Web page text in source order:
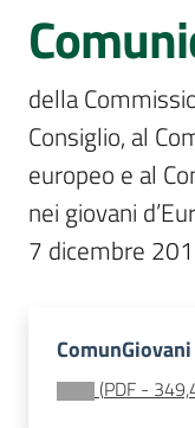
La
Rete
regionale
Le
Sessioni
europee
Menu selezionato
della
Consiglio, al
europeo e al
nei giovani
7 dicembre
(PDF -